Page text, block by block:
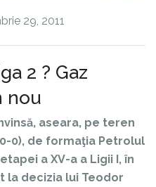
29, 2011
2 ? Gaz
nou
aseara, pe teren
0), de formaţia Petrolul
a XV-a a Ligii I, în
la decizia lui Teodor